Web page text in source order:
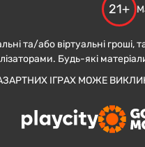
21+
та/або віртуальні
Будь-які
ІГРАХ МОЖЕ